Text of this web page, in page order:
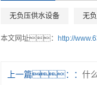
无负压供水设备 无
本文网址： http://
上一篇： 什